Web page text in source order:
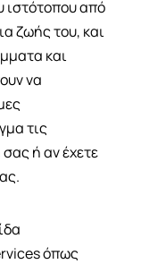
ιστότοπου από
ζωής του, και
και
να
τις
ή αν έχετε
όπως